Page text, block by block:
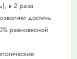
в 2 раза
достичь
равновесной